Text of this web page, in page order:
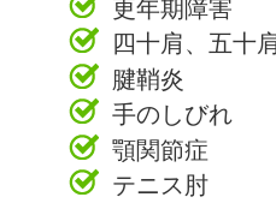
四十肩、五十
腱鞘炎
手のしびれ
顎関節症
テニス肘